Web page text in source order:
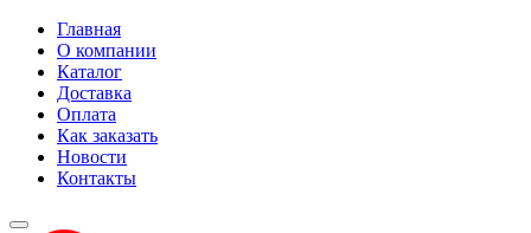
Главная
О компании
Каталог
Доставка
Оплата
Как заказать
Новости
Контакты